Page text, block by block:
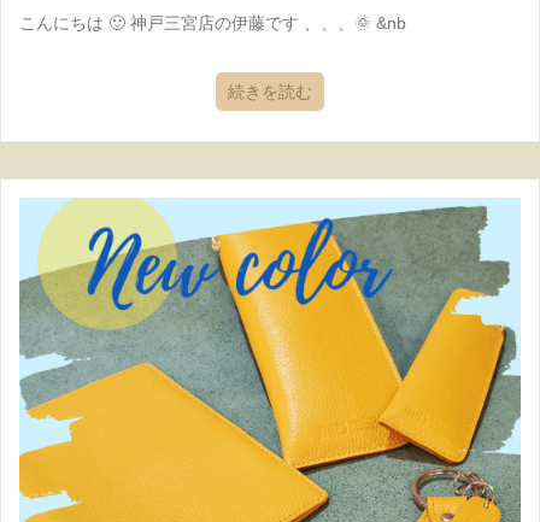
こんにちは 🙂 神戸三宮店の伊藤です 、、、🌞 &nb
続きを読む